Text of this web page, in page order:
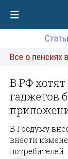
Все о пенсиях
В РФ
гаджетов
В Госдуму
внести
потребителей